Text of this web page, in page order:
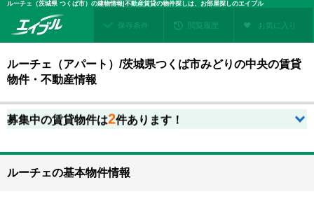
ルーチェ（茨城県 つくば市）の建物情報|不動産賃貸の物件探しは、お部屋探しのエイブル
保存条件 閲覧履歴 お気に入り
ルーチェ（アパート）/茨城県つくば市みどりの中央の賃貸
物件・不動産情報
募集中の賃貸物件は2件あります！
ルーチェの基本物件情報